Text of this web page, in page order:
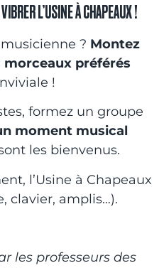
L’USINE À CHAPEAUX !
? Montez
morceaux préférés
!
formez un groupe
moment musical
les bienvenus.
l’Usine à Chapeaux
clavier, amplis…).
les professeurs des